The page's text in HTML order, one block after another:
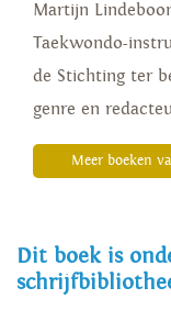
Martijn
Taekwondo-
de Stichting ter
genre en
Meer boeken
Dit boek is